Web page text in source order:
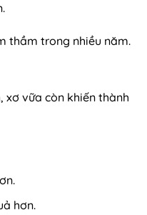
thầm trong nhiều năm.
xơ vữa còn khiến thành
hơn.